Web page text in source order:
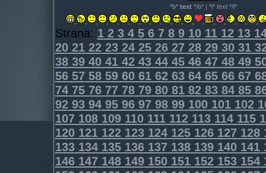
*b* text*/b* | *i* text*/i*
Strana: 12345678910111213
202122232425262728293031
383940414243444546474849
565758596061626364656667
747576777879808182838485
9293949596979899100101102
107108109110111112113114115
120121122123124125126127128
133134135136137138139140141
146147148149150151152153154